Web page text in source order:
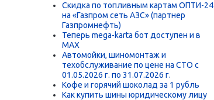
Скидка по топливным картам ОПТИ-24
на «Газпром сеть АЗС» (партнер
Газпромнефть)
Теперь mega-karta бот доступен и в
MAX
Автомойки, шиномонтаж и
техобслуживание по цене на СТО с
01.05.2026 г. по 31.07.2026 г.
Кофе и горячий шоколад за 1 рубль
Как купить шины юридическому лицу